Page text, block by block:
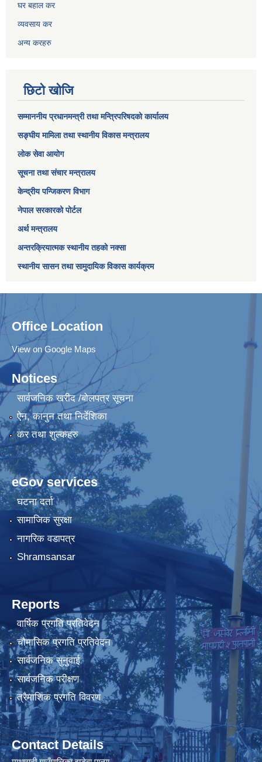
घर बहाल कर
व्यवसाय कर
अन्य करहरु
छिटो खोजि
सम्माननीय प्रधानमन्त्री तथा मन्त्रिपरिषद‌को कार्यालय
सङ्घीय मामिला तथा स्थानीय विकास मन्त्रालय
लोक सेवा आयोग
सूचना तथा संचार मन्त्रालय
केन्द्रीय पन्जिकरण विभाग
नेपाल सरकारको पोर्टल
अर्थ मन्त्रालय
अन्तरक्रियात्मक स्थानीय तहको नक्सा
स्थानीय सासन तथा सामुदायिक विकास कार्यक्रम
Office Location
View on Google Maps
Notices
सार्वजनिक खरीद /बोलपत्र सूचना
ऐन, कानुन तथा निर्देशिका
कर तथा शुल्कहरु
eGov services
घटना दर्ता
सामाजिक सुरक्षा
नागरिक वडापत्र
Shramsansar
Reports
वार्षिक प्रगति प्रतिवेदन
चौमासिक प्रगति प्रतिवेदन
सार्वजनिक सुनुवाई
सार्वजनिक परीक्षण
त्रैमाशिक प्रगति विवरण
Contact Details